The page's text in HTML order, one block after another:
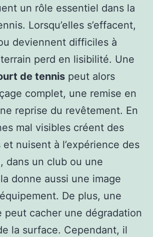
un rôle essentiel dans la
Lorsqu’elles s’effacent,
deviennent difficiles à
perd en lisibilité. Une
de tennis peut alors
complet, une remise en
reprise du revêtement. En
mal visibles créent des
nuisent à l’expérience des
dans un club ou une
donne aussi une image
De plus, une
peut cacher une dégradation
la surface. Cependant, il